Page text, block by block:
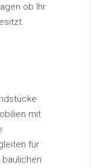
ob Ihr
mit
für